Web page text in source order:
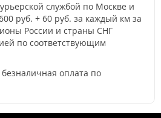
службой по Москве и
руб. + 60 руб. за каждый км за
России и страны СНГ
по соответствующим
оплата по